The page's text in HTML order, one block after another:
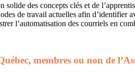
solide des concepts clés et de
de travail actuelles afin d’identifier
l’automatisation des courriels en
membres ou non de